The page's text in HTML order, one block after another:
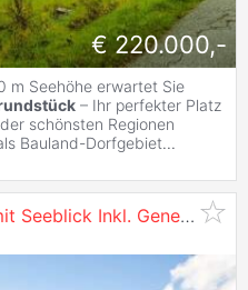
€ 220.000,-
m Seehöhe erwartet Sie
– Ihr perfekter Platz
schönsten Regionen
Bauland-Dorfgebiet...
Seeblick Inkl. Genehmigten Bauprojekt in